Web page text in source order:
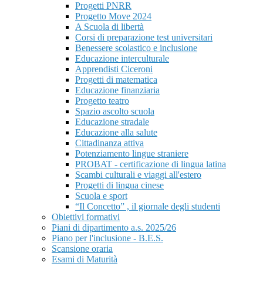
Progetti PNRR
Progetto Move 2024
A Scuola di libertà
Corsi di preparazione test universitari
Benessere scolastico e inclusione
Educazione interculturale
Apprendisti Ciceroni
Progetti di matematica
Educazione finanziaria
Progetto teatro
Spazio ascolto scuola
Educazione stradale
Educazione alla salute
Cittadinanza attiva
Potenziamento lingue straniere
PROBAT - certificazione di lingua latina
Scambi culturali e viaggi all'estero
Progetti di lingua cinese
Scuola e sport
“Il Concetto” , il giornale degli studenti
Obiettivi formativi
Piani di dipartimento a.s. 2025/26
Piano per l'inclusione - B.E.S.
Scansione oraria
Esami di Maturità